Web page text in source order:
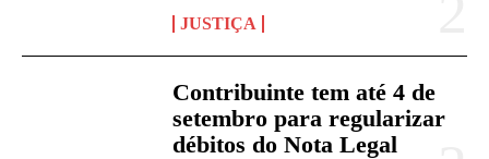
JUSTIÇA
Contribuinte tem até 4 de
setembro para regularizar
débitos do Nota Legal